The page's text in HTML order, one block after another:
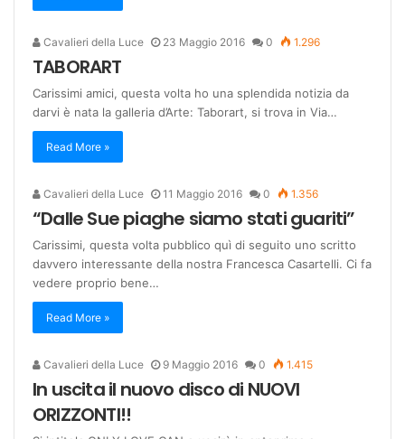
Cavalieri della Luce 23 Maggio 2016 0 1.296
TABORART
Carissimi amici, questa volta ho una splendida notizia da
darvi è nata la galleria d’Arte: Taborart, si trova in Via…
Read More »
Cavalieri della Luce 11 Maggio 2016 0 1.356
“Dalle Sue piaghe siamo stati guariti”
Carissimi, questa volta pubblico quì di seguito uno scritto
davvero interessante della nostra Francesca Casartelli. Ci fa
vedere proprio bene…
Read More »
Cavalieri della Luce 9 Maggio 2016 0 1.415
In uscita il nuovo disco di NUOVI
ORIZZONTI!!